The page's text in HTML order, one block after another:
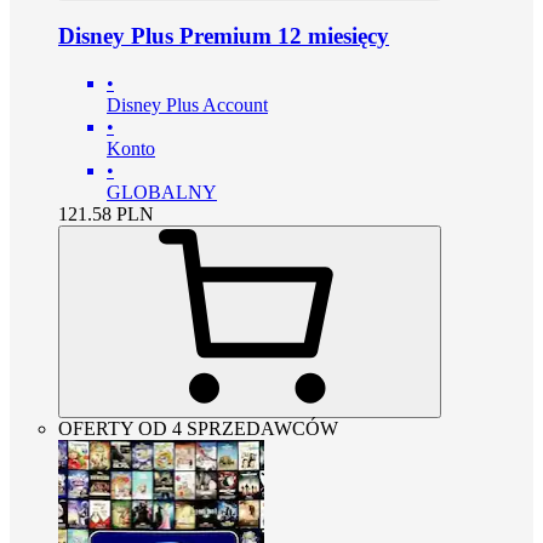
Disney Plus Premium 12 miesięcy
•
Disney Plus Account
•
Konto
•
GLOBALNY
121.58 PLN
OFERTY OD 4 SPRZEDAWCÓW